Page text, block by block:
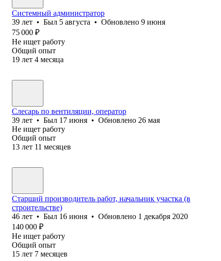
Системный администратор
39 лет • Был 5 августа • Обновлено 9 июня
75 000 ₽
Не ищет работу
Общий опыт
19 лет 4 месяца
Слесарь по вентиляции, оператор
39 лет • Был 17 июня • Обновлено 26 мая
Не ищет работу
Общий опыт
13 лет 11 месяцев
Старший производитель работ, начальник участка (в
строительстве)
46 лет • Был 16 июня • Обновлено 1 декабря 2020
140 000 ₽
Не ищет работу
Общий опыт
15 лет 7 месяцев